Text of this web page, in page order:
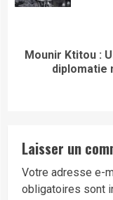
Next
Mounir Ktitou :
diplomatie
Laisser un
Votre adresse e-
obligatoires sont